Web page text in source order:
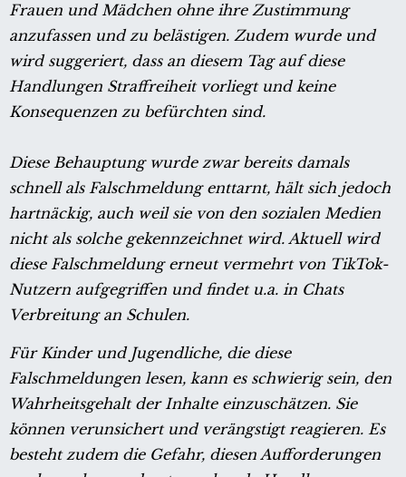
Frauen und Mädchen ohne ihre Zustimmung
anzufassen und zu belästigen. Zudem wurde und
wird suggeriert, dass an diesem Tag auf diese
Handlungen Straffreiheit vorliegt und keine
Konsequenzen zu befürchten sind.
Diese Behauptung wurde zwar bereits damals
schnell als Falschmeldung enttarnt, hält sich jedoch
hartnäckig, auch weil sie von den sozialen Medien
nicht als solche gekennzeichnet wird. Aktuell wird
diese Falschmeldung erneut vermehrt von TikTok-
Nutzern aufgegriffen und findet u.a. in Chats
Verbreitung an Schulen.
Für Kinder und Jugendliche, die diese
Falschmeldungen lesen, kann es schwierig sein, den
Wahrheitsgehalt der Inhalte einzuschätzen. Sie
können verunsichert und verängstigt reagieren. Es
besteht zudem die Gefahr, diesen Aufforderungen